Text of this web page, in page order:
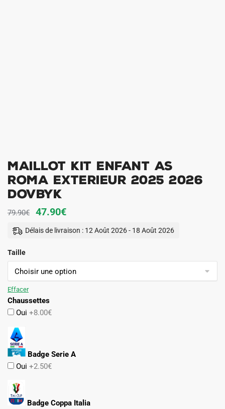
Maillot Kit Enfant AS
Roma Exterieur 2025 2026
Dovbyk
79.90€
Le
prix
79.90€.
47.90€Le
prix
47.90€.
Délais de livraison : 12 Août 2026 - 18 Août 2026
Taille
Effacer
Chaussettes
Oui +8.00€
Badge Serie A
Oui +2.50€
Badge Coppa Italia